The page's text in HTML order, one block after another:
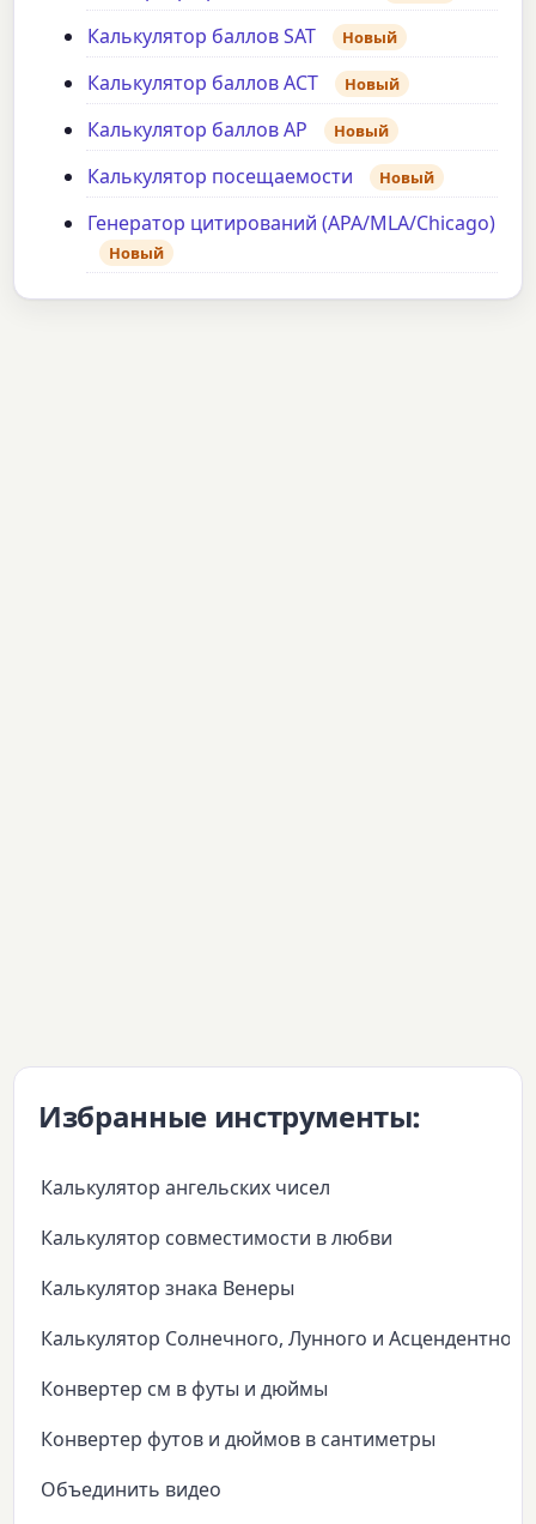
Калькулятор баллов SAT Новый
Калькулятор баллов ACT Новый
Калькулятор баллов AP Новый
Калькулятор посещаемости Новый
Генератор цитирований (APA/MLA/Chicago)
Новый
Избранные инструменты:
Калькулятор ангельских чисел
Калькулятор совместимости в любви
Калькулятор знака Венеры
Калькулятор Солнечного, Лунного и Асцендентного
Конвертер см в футы и дюймы
Конвертер футов и дюймов в сантиметры
Объединить видео